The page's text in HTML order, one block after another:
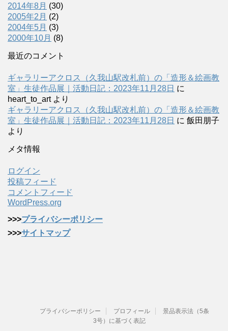
2014年8月 (30)
2005年2月 (2)
2004年5月 (3)
2000年10月 (8)
最近のコメント
ギャラリーアクロス（久我山駅改札前）の「造形＆絵画教
室」生徒作品展｜活動日記：2023年11月28日 に
heart_to_artより
ギャラリーアクロス（久我山駅改札前）の「造形＆絵画教
室」生徒作品展｜活動日記：2023年11月28日 に 飯田朋子
より
メタ情報
ログイン
投稿フィード
コメントフィード
WordPress.org
>>>プライバシーポリシー
>>>サイトマップ
プライバシーポリシー プロフィール
景品表示法（5条
3号）に基づく表記